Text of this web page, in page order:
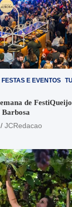
FESTAS E EVENTOS
de
Barbosa
JCRedacao